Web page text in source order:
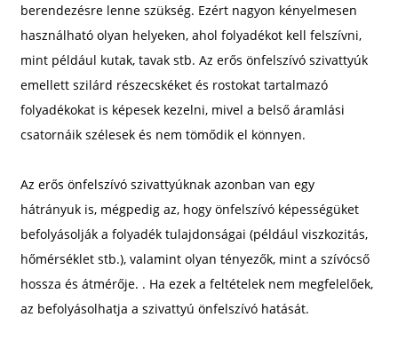
berendezésre lenne szükség. Ezért nagyon kényelmesen
használható olyan helyeken, ahol folyadékot kell felszívni,
mint például kutak, tavak stb. Az erős önfelszívó szivattyúk
emellett szilárd részecskéket és rostokat tartalmazó
folyadékokat is képesek kezelni, mivel a belső áramlási
csatornáik szélesek és nem tömődik el könnyen.
Az erős önfelszívó szivattyúknak azonban van egy
hátrányuk is, mégpedig az, hogy önfelszívó képességüket
befolyásolják a folyadék tulajdonságai (például viszkozitás,
hőmérséklet stb.), valamint olyan tényezők, mint a szívócső
hossza és átmérője. . Ha ezek a feltételek nem megfelelőek,
az befolyásolhatja a szivattyú önfelszívó hatását.